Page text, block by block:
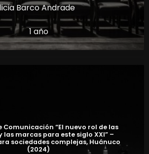
Barco Andrade
1 año
Comunicación “El nuevo rol de las
las marcas para este siglo XXI” –
sociedades complejas, Huánuco
(2024)